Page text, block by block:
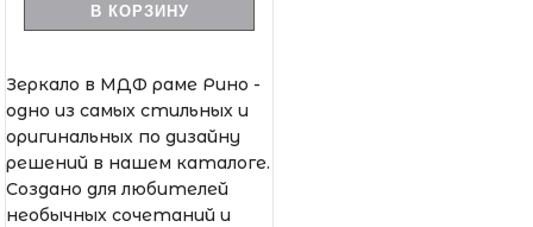
В КОРЗИНУ
Зеркало в МДФ раме Рино -
одно из самых стильных и
оригинальных по дизайну
решений в нашем каталоге.
Создано для любителей
необычных сочетаний и